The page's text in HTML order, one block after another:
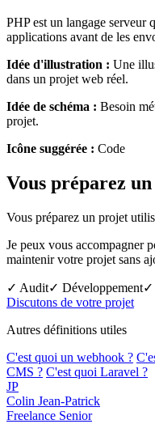
PHP est un langage serveur
applications avant de les
Idée d'illustration : Une
dans un projet web réel.
Idée de schéma : Besoin
projet.
Icône suggérée : Code
Vous préparez
Vous préparez un projet
Je peux vous accompagner
maintenir votre projet sans
✓ Audit✓ Développement✓
Discutons de votre projet
Autres définitions utiles
C'est quoi un webhook ?
CMS ? C'est quoi Laravel ?
JP
Colin Jean-Patrick
Freelance Senior